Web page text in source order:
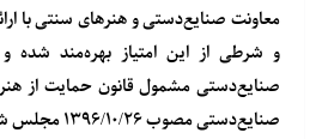
معاونت صنایع‌‌دستی و هنر‌ها‌ی ‌سنتی با
و شرطی از این امتیاز بهره‌مند شده
صنایع‌دستی مشمول قانون حمایت از
صنایع‌دستی مصوب ۱۳۹۶/۱۰/۲۶ مجلس شورای اسلامی شوند.